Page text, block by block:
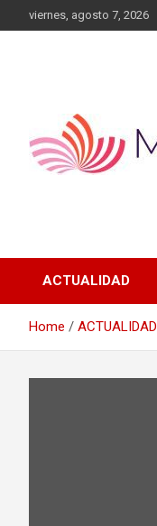
to
viernes, agosto 7, 2026
ACTUALIDAD
Home ACTUALIDAD